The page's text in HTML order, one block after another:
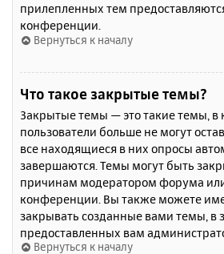
прилепленных тем
конференции.
Вернуться к началу
Что такое закрытые темы?
Закрытые темы — это такие темы, в
пользователи больше не могут
все находящиеся в них опросы
завершаются. Темы могут быть
причинам модератором форума
конференции. Вы также можете
закрывать созданные вами темы, в
предоставленных вам
Вернуться к началу